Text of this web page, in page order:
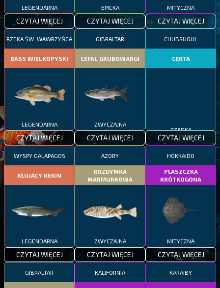
LEGENDARNA
CZYTAJ WIĘCEJ
EPICKA
CZYTAJ WIĘCEJ
MITYCZNA
CZYTAJ WIĘCEJ
RZEKA ŚW. WAWRZYŃCA
BASS WIELKOPYSKI
LEGENDARNA
CZYTAJ WIĘCEJ
GIBRALTAR
CEFAL GRUBOWARGI
ZWYCZAJNA
CZYTAJ WIĘCEJ
CHUBSUGUŁ
CERTA
CZYTAJ WIĘCEJ
WYSPY GALAPAGOS
KŁUJĄCY REKIN
LEGENDARNA
CZYTAJ WIĘCEJ
AZORY
ROZDYMKA
MARMURKOWA
ZWYCZAJNA
CZYTAJ WIĘCEJ
HOKKAIDO
PŁASZCZKA
KRÓTKOGONA
MITYCZNA
CZYTAJ WIĘCEJ
GIBRALTAR KALIFORNIA KARAIBY